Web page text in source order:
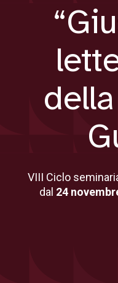
VIII Ciclo
dal 24